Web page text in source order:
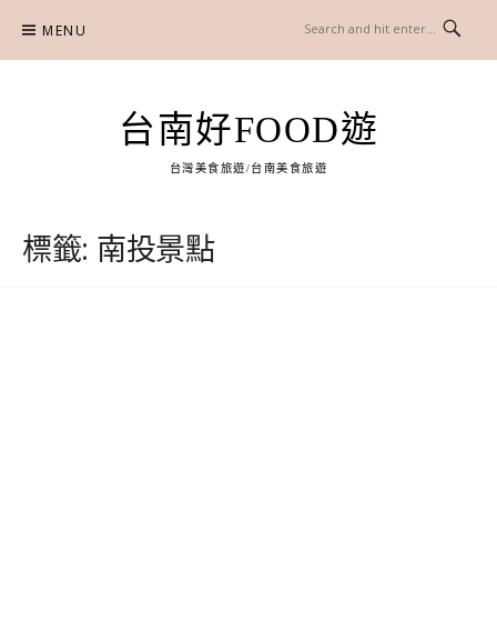
content
MENU
台南好FOOD遊
台灣美食旅遊/台南美食旅遊
標籤: 南投景點